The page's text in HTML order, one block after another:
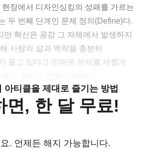
장에서 디자인싱킹의 성패를 가르는
두 번째 단계인 문제 정의(Define)다.
만 혁신은 공감 그 자체에서 발생하지
사람의 삶과 맥락을 충분히
풀고 있다고 믿어온 문제를 새롭게
아티클을 제대로 즐기는 방법
면, 한 달 무료!
. 언제든 해지 가능합니다.